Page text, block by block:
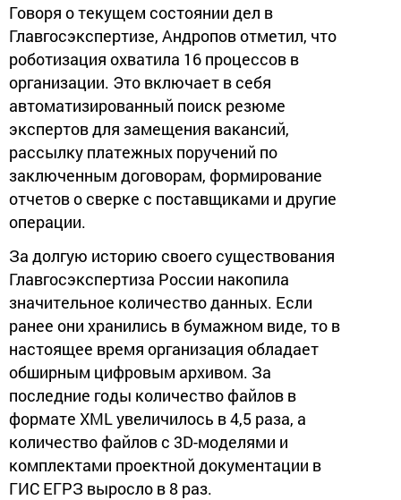
Говоря о текущем состоянии дел в
Главгосэкспертизе, Андропов отметил, что
роботизация охватила 16 процессов в
организации. Это включает в себя
автоматизированный поиск резюме
экспертов для замещения вакансий,
рассылку платежных поручений по
заключенным договорам, формирование
отчетов о сверке с поставщиками и другие
операции.
За долгую историю своего существования
Главгосэкспертиза России накопила
значительное количество данных. Если
ранее они хранились в бумажном виде, то в
настоящее время организация обладает
обширным цифровым архивом. За
последние годы количество файлов в
формате XML увеличилось в 4,5 раза, а
количество файлов с 3D-моделями и
комплектами проектной документации в
ГИС ЕГРЗ выросло в 8 раз.